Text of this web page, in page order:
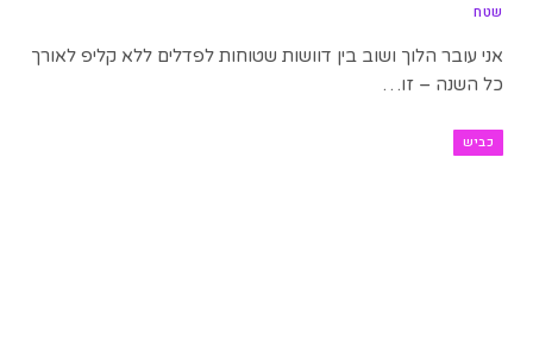
שטח
אני עובר הלוך ושוב בין דוושות שטוחות לפדלים ללא קליפ לאורך
כל השנה – זו…
כביש